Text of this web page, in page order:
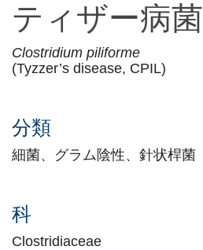
ティザー病菌
Clostridium piliforme
(Tyzzer’s disease, CPIL)
分類
細菌、グラム陰性、針状桿菌
科
Clostridiaceae